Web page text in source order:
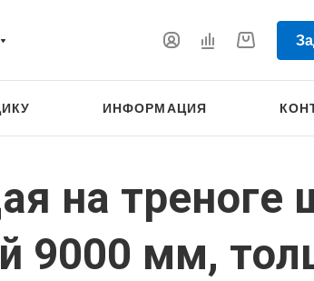
ИНФОРМАЦИЯ
на треноге
9000 мм,